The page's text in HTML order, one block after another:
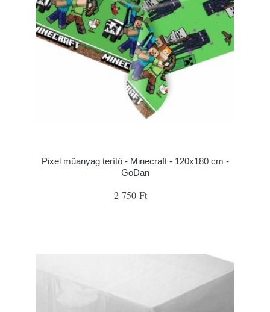
Pixel műanyag terítő - Minecraft - 120x180 cm -
GoDan
2 750 Ft